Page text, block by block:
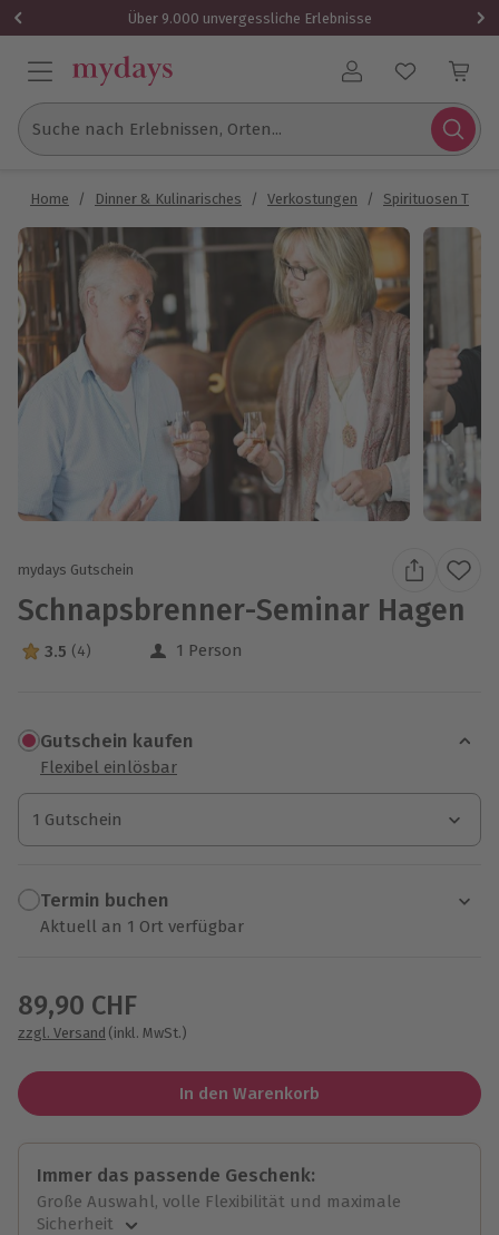
Über 9.000 unvergessliche Erlebnisse
Benutzerkonto
Suche nach Erlebnissen, Orten...
Home / Dinner & Kulinarisches / Verkostungen / Spirituosen
mydays Gutschein
Schnapsbrenner-Seminar Hagen
3.5 Sterne von 5 aus 4 Bewertungen
3.5 (4) 1 Person
Gutschein kaufen
Flexibel einlösbar
1 Gutschein
1 Gutschein
1 Gutschein
Termin buchen
Aktuell an 1 Ort verfügbar
89,90 CHF
zzgl. Versand (inkl. MwSt.)
In den Warenkorb
Immer das passende Geschenk:
Große Auswahl, volle Flexibilität und maximale
Sicherheit